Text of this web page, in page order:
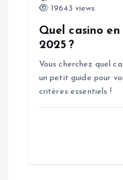
19643 views
Quel casino
2025 ?
Vous cherchez quel
un petit guide pour
critères essentiels !